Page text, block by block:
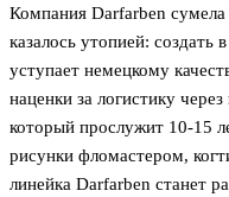
Компания Darfarben сумела
казалось утопией: создать
уступает немецкому
наценки за логистику
который прослужит 10-15
рисунки фломастером,
линейка Darfarben станет